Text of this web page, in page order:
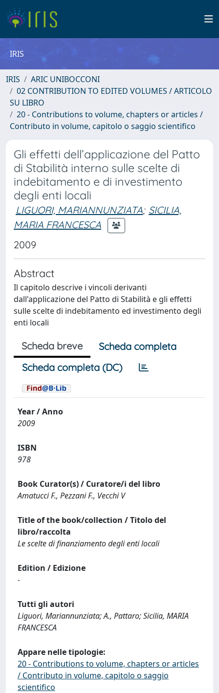
IRIS
IRIS
ARIC UNIBOCCONI
02 CONTRIBUTION TO EDITED VOLUMES / ARTICOLO
SU LIBRO
20 - Contributions to volume, chapters or articles /
Contributo in volume, capitolo o saggio scientifico
Gli effetti dell’applicazione del Patto
di Stabilità interno sulle scelte di
indebitamento e di investimento
degli enti locali
LIGUORI, MARIANNUNZIATA; SICILIA,
MARIA FRANCESCA
2009
Abstract
Il capitolo descrive i vincoli derivanti
dall'applicazione del Patto di Stabilità e gli effetti
sulle scelte di indebitamento ed investimento degli
enti locali
Scheda breve
Scheda completa
Scheda completa (DC)
Year / Anno
2009
ISBN
978
Book Curator(s) / Curatore/i del libro
Amatucci F., Pezzani F., Vecchi V
Title of the book/collection / Titolo del
libro/raccolta
Le scelte di finanziamento degli enti locali
Edition / Edizione
-
Tutti gli autori
Liguori, Mariannunziata; A., Pattaro; Sicilia, MARIA
FRANCESCA
Appare nelle tipologie:
20 - Contributions to volume, chapters or articles
/ Contributo in volume, capitolo o saggio
scientifico